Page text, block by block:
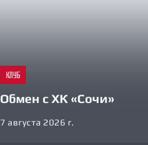
КЛУБ
Обмен с ХК «Сочи»
7 августа 2026 г.